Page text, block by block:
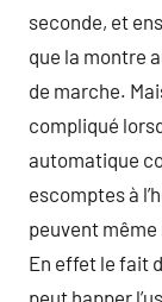
seconde, et
que la montre
de marche.
compliqué
automatique
escomptes à
peuvent
En effet le fait
peut happer